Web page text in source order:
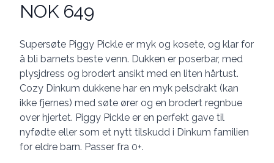
Produktdetaljer
NOK 649
Description
Supersøte Piggy Pickle er myk og kosete, og klar for
å bli barnets beste venn. Dukken er poserbar, med
plysjdress og brodert ansikt med en liten hårtust.
Cozy Dinkum dukkene har en myk pelsdrakt (kan
ikke fjernes) med søte ører og en brodert regnbue
over hjertet. Piggy Pickle er en perfekt gave til
nyfødte eller som et nytt tilskudd i Dinkum familien
for eldre barn. Passer fra 0+.